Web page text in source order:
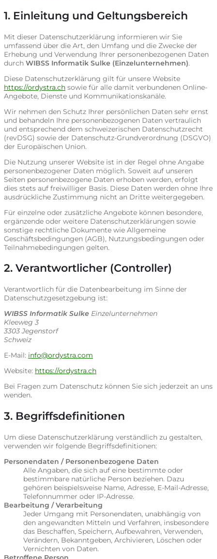
1. Einleitung und Geltungsbereich
Mit dieser Datenschutzerklärung informieren wir Sie
umfassend über die Art, den Umfang und die Zwecke der
Erhebung und Verwendung Ihrer personenbezogenen Daten
durch WIBSS Informatik Sulke (Einzelunternehmen).
Diese Datenschutzerklärung gilt für unsere Website
https://ordystra.ch sowie für alle damit verbundenen Online-
Angebote, Dienste und Kommunikationskanäle.
Wir nehmen den Schutz Ihrer persönlichen Daten sehr ernst
und behandeln Ihre personenbezogenen Daten vertraulich
und entsprechend dem schweizerischen Datenschutzrecht
(revDSG) sowie der Datenschutz-Grundverordnung (DSGVO)
der Europäischen Union.
Die Nutzung unserer Website ist in der Regel ohne Angabe
personenbezogener Daten möglich. Soweit auf unseren
Seiten personenbezogene Daten erhoben werden, erfolgt
dies stets auf freiwilliger Basis. Diese Daten werden ohne Ihre
ausdrückliche Zustimmung nicht an Dritte weitergegeben.
Für einzelne oder zusätzliche Angebote können besondere,
ergänzende oder weitere Datenschutzerklärungen sowie
sonstige rechtliche Dokumente wie Allgemeine
Geschäftsbedingungen (AGB), Nutzungsbedingungen oder
Teilnahmebedingungen gelten.
2. Verantwortlicher (Controller)
Verantwortlich für die Datenbearbeitung im Sinne der
Datenschutzgesetzgebung ist:
WIBSS Informatik Sulke Einzelunternehmen
Kleeweg 3
3303 Jegenstorf
Schweiz
E-Mail: info@ordystra.com
Website: https://ordystra.ch
Bei Fragen zum Datenschutz können Sie sich jederzeit an uns
wenden.
3. Begriffsdefinitionen
Um diese Datenschutzerklärung verständlich zu gestalten,
verwenden wir folgende Begriffsdefinitionen:
Personendaten / Personenbezogene Daten
Alle Angaben, die sich auf eine bestimmte oder
bestimmbare natürliche Person beziehen. Dazu
gehören beispielsweise Name, Adresse, E-Mail-Adresse,
Telefonnummer oder IP-Adresse.
Bearbeitung / Verarbeitung
Jeder Umgang mit Personendaten, unabhängig von
den angewandten Mitteln und Verfahren, insbesondere
das Beschaffen, Speichern, Aufbewahren, Verwenden,
Verändern, Bekanntgeben, Archivieren, Löschen oder
Vernichten von Daten.